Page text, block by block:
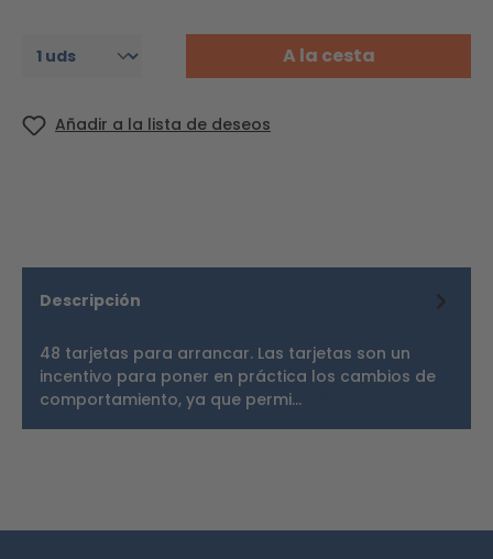
A la cesta
Añadir a la lista de deseos
Descripción
48 tarjetas para arrancar. Las tarjetas son un
incentivo para poner en práctica los cambios de
comportamiento, ya que permi…